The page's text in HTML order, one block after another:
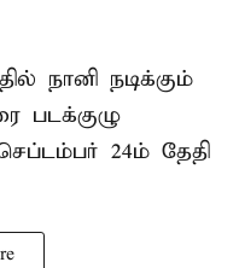
நானி நடிக்கும்
படக்குழு
24ம் தேதி